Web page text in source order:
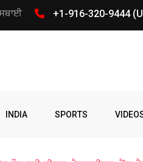
+1-916-320-9444
INDIA SPORTS
Ohio Parade